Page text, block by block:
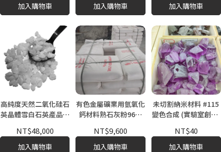
加入購物車 加入購物車 加入購物車
高純度天然二氧化硅石
英晶體雪白石英產品原
NT$48,000
加入購物車
有色金屬礦業用氫氧化
鈣材料熟石灰粉96%
NT$9,600
加入購物車
未切割納米材料 #115
變色合成 (實驗室創建)
寶石製造
NT$40
加入購物車